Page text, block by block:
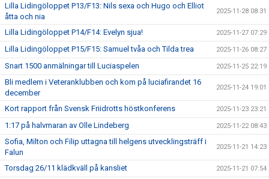
Lilla Lidingöloppet P13/F13: Nils sexa och Hugo och Elliot
åtta och nia
2025-11-28 08:31
Lilla Lidingöloppet P14/F14: Evelyn sjua! 2025-11-27 07:29
Lilla Lidingöloppet P15/F15: Samuel tvåa och Tilda trea 2025-11-26 08:27
Snart 1500 anmälningar till Luciaspelen 2025-11-25 22:19
Bli medlem i Veteranklubben och kom på luciafirandet 16
december
2025-11-24 19:01
Kort rapport från Svensk Friidrotts höstkonferens 2025-11-23 23:21
1:17 på halvmaran av Olle Lindeberg 2025-11-22 08:43
Sofia, Milton och Filip uttagna till helgens utvecklingsträff i
Falun
2025-11-21 14:23
Torsdag 26/11 klädkväll på kansliet 2025-11-21 07:54